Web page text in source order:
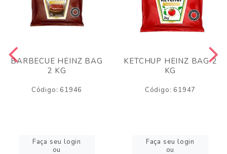
BARBECUE HEINZ BAG
2 KG
Código: 61946
Faça seu login
ou
KETCHUP HEINZ BAG 2
KG
Código: 61947
Faça seu login
ou